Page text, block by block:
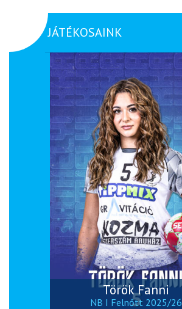
JÁTÉKOSAINK
Török Fanni
NB I Felnőtt 2025/26